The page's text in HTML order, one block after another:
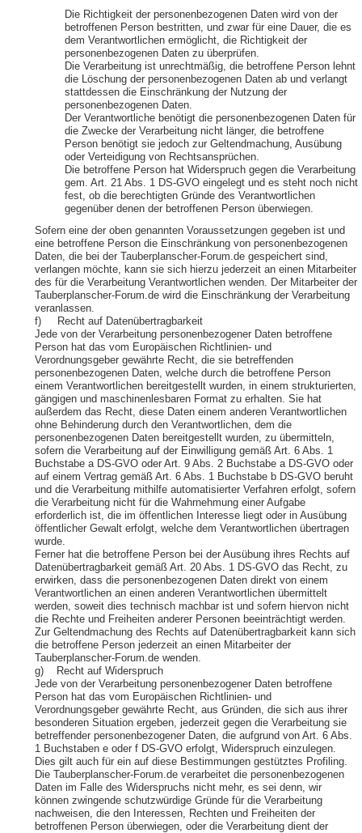
Die Richtigkeit der personenbezogenen Daten wird von der
betroffenen Person bestritten, und zwar für eine Dauer, die es
dem Verantwortlichen ermöglicht, die Richtigkeit der
personenbezogenen Daten zu überprüfen.
Die Verarbeitung ist unrechtmäßig, die betroffene Person lehnt
die Löschung der personenbezogenen Daten ab und verlangt
stattdessen die Einschränkung der Nutzung der
personenbezogenen Daten.
Der Verantwortliche benötigt die personenbezogenen Daten für
die Zwecke der Verarbeitung nicht länger, die betroffene
Person benötigt sie jedoch zur Geltendmachung, Ausübung
oder Verteidigung von Rechtsansprüchen.
Die betroffene Person hat Widerspruch gegen die Verarbeitung
gem. Art. 21 Abs. 1 DS-GVO eingelegt und es steht noch nicht
fest, ob die berechtigten Gründe des Verantwortlichen
gegenüber denen der betroffenen Person überwiegen.
Sofern eine der oben genannten Voraussetzungen gegeben ist und
eine betroffene Person die Einschränkung von personenbezogenen
Daten, die bei der Tauberplanscher-Forum.de gespeichert sind,
verlangen möchte, kann sie sich hierzu jederzeit an einen Mitarbeiter
des für die Verarbeitung Verantwortlichen wenden. Der Mitarbeiter der
Tauberplanscher-Forum.de wird die Einschränkung der Verarbeitung
veranlassen.
f) Recht auf Datenübertragbarkeit
Jede von der Verarbeitung personenbezogener Daten betroffene
Person hat das vom Europäischen Richtlinien- und
Verordnungsgeber gewährte Recht, die sie betreffenden
personenbezogenen Daten, welche durch die betroffene Person
einem Verantwortlichen bereitgestellt wurden, in einem strukturierten,
gängigen und maschinenlesbaren Format zu erhalten. Sie hat
außerdem das Recht, diese Daten einem anderen Verantwortlichen
ohne Behinderung durch den Verantwortlichen, dem die
personenbezogenen Daten bereitgestellt wurden, zu übermitteln,
sofern die Verarbeitung auf der Einwilligung gemäß Art. 6 Abs. 1
Buchstabe a DS-GVO oder Art. 9 Abs. 2 Buchstabe a DS-GVO oder
auf einem Vertrag gemäß Art. 6 Abs. 1 Buchstabe b DS-GVO beruht
und die Verarbeitung mithilfe automatisierter Verfahren erfolgt, sofern
die Verarbeitung nicht für die Wahrnehmung einer Aufgabe
erforderlich ist, die im öffentlichen Interesse liegt oder in Ausübung
öffentlicher Gewalt erfolgt, welche dem Verantwortlichen übertragen
wurde.
Ferner hat die betroffene Person bei der Ausübung ihres Rechts auf
Datenübertragbarkeit gemäß Art. 20 Abs. 1 DS-GVO das Recht, zu
erwirken, dass die personenbezogenen Daten direkt von einem
Verantwortlichen an einen anderen Verantwortlichen übermittelt
werden, soweit dies technisch machbar ist und sofern hiervon nicht
die Rechte und Freiheiten anderer Personen beeinträchtigt werden.
Zur Geltendmachung des Rechts auf Datenübertragbarkeit kann sich
die betroffene Person jederzeit an einen Mitarbeiter der
Tauberplanscher-Forum.de wenden.
g) Recht auf Widerspruch
Jede von der Verarbeitung personenbezogener Daten betroffene
Person hat das vom Europäischen Richtlinien- und
Verordnungsgeber gewährte Recht, aus Gründen, die sich aus ihrer
besonderen Situation ergeben, jederzeit gegen die Verarbeitung sie
betreffender personenbezogener Daten, die aufgrund von Art. 6 Abs.
1 Buchstaben e oder f DS-GVO erfolgt, Widerspruch einzulegen.
Dies gilt auch für ein auf diese Bestimmungen gestütztes Profiling.
Die Tauberplanscher-Forum.de verarbeitet die personenbezogenen
Daten im Falle des Widerspruchs nicht mehr, es sei denn, wir
können zwingende schutzwürdige Gründe für die Verarbeitung
nachweisen, die den Interessen, Rechten und Freiheiten der
betroffenen Person überwiegen, oder die Verarbeitung dient der